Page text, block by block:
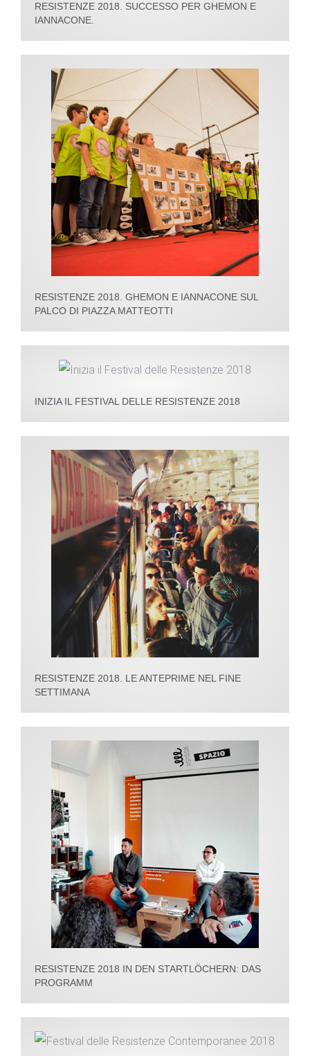
RESISTENZE 2018. SUCCESSO PER GHEMON E
IANNACONE.
RESISTENZE 2018. GHEMON E IANNACONE SUL
PALCO DI PIAZZA MATTEOTTI
INIZIA IL FESTIVAL DELLE RESISTENZE 2018
RESISTENZE 2018. LE ANTEPRIME NEL FINE
SETTIMANA
RESISTENZE 2018 IN DEN STARTLÖCHERN: DAS
PROGRAMM